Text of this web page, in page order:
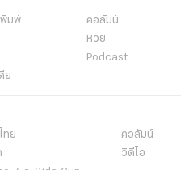
มพ์
คอลัมน์
หวย
Podcast
ย
ทย
คอลัมน์
วิดีโอ